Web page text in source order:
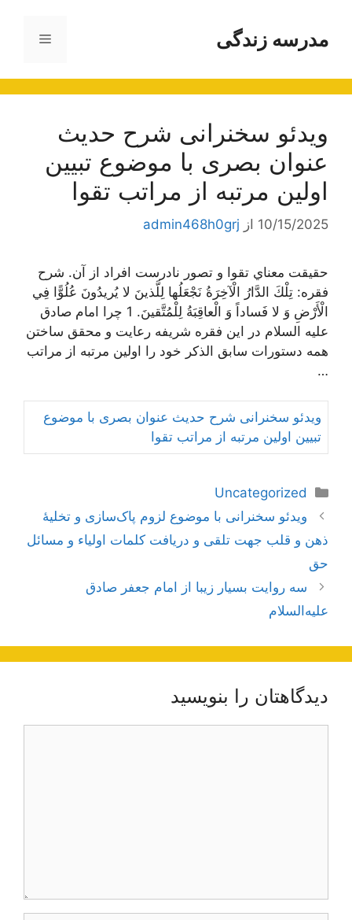
محتوامدرسه زندگی فهرست
ویدئو سخنرانی شرح حدیث
عنوان بصری با موضوع تبیین
اولین مرتبه از مراتب تقوا
10/15/2025 از admin468h0grj
حقيقت معناي تقوا و تصور نادرست افراد از آن. شرح
فقره: تِلْكَ الدَّارُ الْآخِرَةُ نَجْعَلُها لِلَّذينَ لا يُريدُونَ عُلُوًّا فِي
الْأَرْضِ وَ لا فَساداً وَ الْعاقِبَةُ لِلْمُتَّقينَ. 1 چرا امام صادق
عليه السلام در اين فقره شريفه رعايت و محقق ساختن
همه دستورات سابق الذكر خود را اولين مرتبه از مراتب
…
ویدئو سخنرانی شرح حدیث عنوان بصری با موضوع
تبیین اولین مرتبه از مراتب تقوا
دسته‌ها
Uncategorized
ناوبری
نوشته‌ها
ویدئو سخنرانی با موضوع لزوم پاک‌سازی و تخلیۀ
ذهن و قلب جهت تلقی و دریافت کلمات اولیاء و مسائل
حق
سه روایت بسیار زیبا از امام جعفر صادق
علیه‌السلام
دیدگاهتان را بنویسید